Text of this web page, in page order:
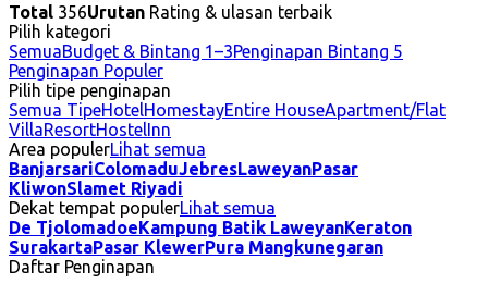
Total 356Urutan Rating & ulasan terbaik
Pilih kategori
SemuaBudget & Bintang 1–3Penginapan Bintang 5
Penginapan Populer
Pilih tipe penginapan
Semua TipeHotelHomestayEntire HouseApartment/Flat
VillaResortHostelInn
Area populerLihat semua
BanjarsariColomaduJebresLaweyanPasar
KliwonSlamet Riyadi
Dekat tempat populerLihat semua
De TjolomadoeKampung Batik LaweyanKeraton
SurakartaPasar KlewerPura Mangkunegaran
Daftar Penginapan